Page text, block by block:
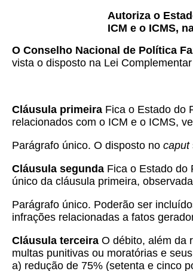
Autoriza o
ICM e o ICMS,
O Conselho Nacional de Política
vista o disposto na Lei
Cláusula primeira Fica o Estado do
relacionados com o ICM e o ICMS,
Parágrafo único. O disposto no caput
Cláusula segunda Fica o Estado do
único da cláusula primeira,
Parágrafo único. Poderão ser
infrações relacionadas a fatos
Cláusula terceira O débito, além da
multas punitivas ou moratórias e
a) redução de 75% (setenta e cinco